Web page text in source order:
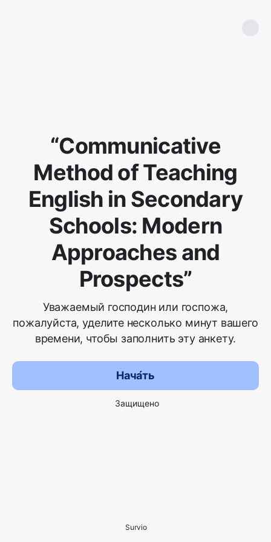
“Communicative
Method of Teaching
English in Secondary
Schools: Modern
Approaches and
Prospects”
Уважаемый господин или госпожа,
пожалуйста, уделите несколько минут вашего
времени, чтобы заполнить эту анкету.
Нача́ть
Защищено
Survio